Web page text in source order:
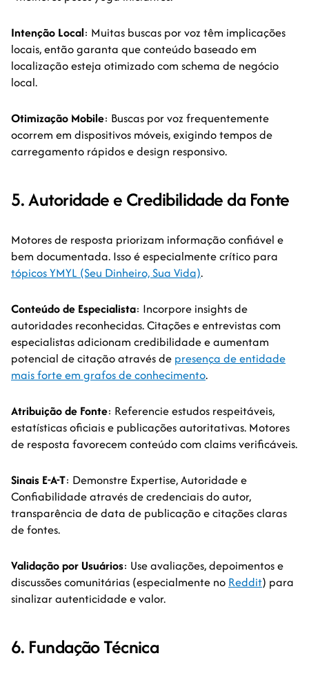
Intenção Local: Muitas buscas por voz têm implicações
locais, então garanta que conteúdo baseado em
localização esteja otimizado com schema de negócio
local.
Otimização Mobile: Buscas por voz frequentemente
ocorrem em dispositivos móveis, exigindo tempos de
carregamento rápidos e design responsivo.
5. Autoridade e Credibilidade da Fonte
Motores de resposta priorizam informação confiável e
bem documentada. Isso é especialmente crítico para
tópicos YMYL (Seu Dinheiro, Sua Vida).
Conteúdo de Especialista: Incorpore insights de
autoridades reconhecidas. Citações e entrevistas com
especialistas adicionam credibilidade e aumentam
potencial de citação através de presença de entidade
mais forte em grafos de conhecimento.
Atribuição de Fonte: Referencie estudos respeitáveis,
estatísticas oficiais e publicações autoritativas. Motores
de resposta favorecem conteúdo com claims verificáveis.
Sinais E-A-T: Demonstre Expertise, Autoridade e
Confiabilidade através de credenciais do autor,
transparência de data de publicação e citações claras
de fontes.
Validação por Usuários: Use avaliações, depoimentos e
discussões comunitárias (especialmente no Reddit) para
sinalizar autenticidade e valor.
6. Fundação Técnica